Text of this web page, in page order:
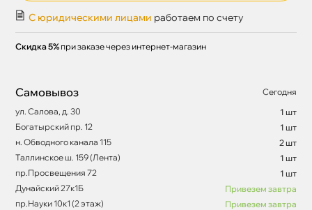
С юридическими лицами работаем по счету
Скидка 5% при заказе через интернет-магазин
Самовывоз
Сегодня
ул. Салова, д. 30
1 шт
Богатырский пр. 12
1 шт
н. Обводного канала 115
2 шт
Таллинское ш. 159 (Лента)
1 шт
пр.Просвещения 72
1 шт
Дунайский 27к1Б
Привезем завтра
пр.Науки 10к1 (2 этаж)
Привезем завтра